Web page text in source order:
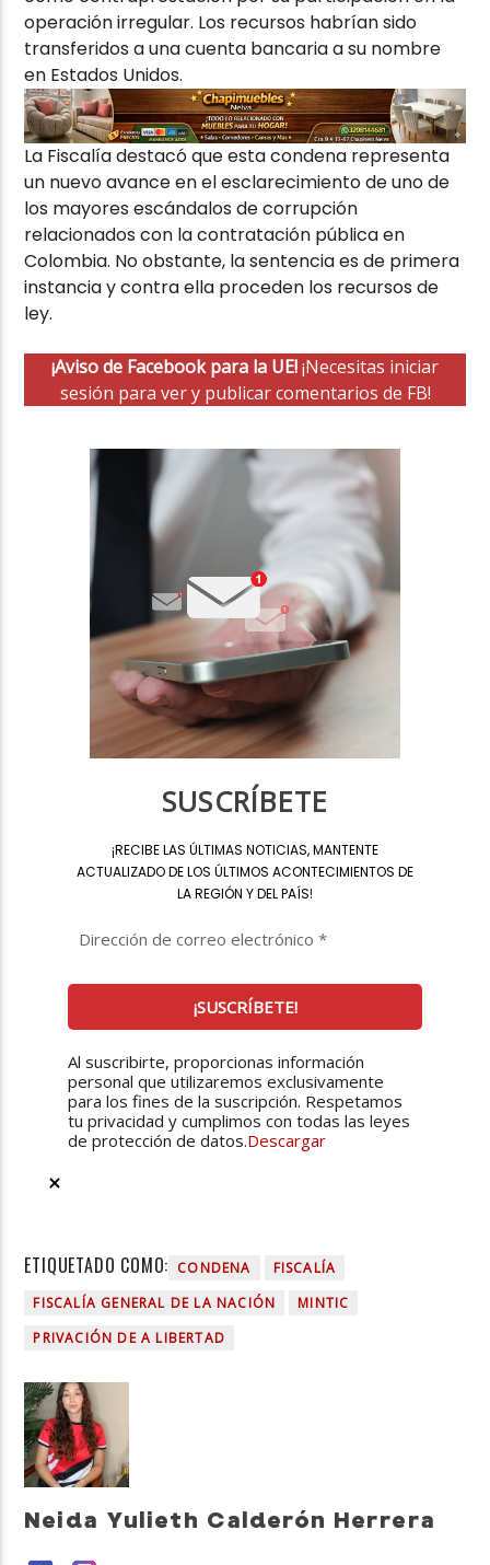
operación irregular. Los recursos habrían sido
transferidos a una cuenta bancaria a su nombre
en Estados Unidos.
La Fiscalía destacó que esta condena representa
un nuevo avance en el esclarecimiento de uno de
los mayores escándalos de corrupción
relacionados con la contratación pública en
Colombia. No obstante, la sentencia es de primera
instancia y contra ella proceden los recursos de
ley.
¡Aviso de Facebook para la UE!¡Necesitas iniciar
sesión para ver y publicar comentarios de FB!
SUSCRÍBETE
¡RECIBE LAS ÚLTIMAS NOTICIAS, MANTENTE
ACTUALIZADO DE LOS ÚLTIMOS ACONTECIMIENTOS DE
LA REGIÓN Y DEL PAÍS!
Al suscribirte, proporcionas información
personal que utilizaremos exclusivamente
para los fines de la suscripción. Respetamos
tu privacidad y cumplimos con todas las leyes
de protección de datos.Descargar
ETIQUETADO COMO: CONDENA
FISCALÍA
FISCALÍA GENERAL DE LA NACIÓN
MINTIC
PRIVACIÓN DE A LIBERTAD
Neida Yulieth Calderón Herrera